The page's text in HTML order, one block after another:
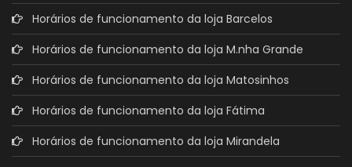
Horários de funcionamento da loja Barcelos
Horários de funcionamento da loja M.nha Grande
Horários de funcionamento da loja Matosinhos
Horários de funcionamento da loja Fátima
Horários de funcionamento da loja Mirandela